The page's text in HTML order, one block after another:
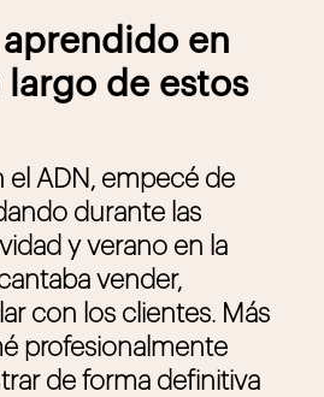
aprendido en
largo de estos
el ADN, empecé de
durante las
y verano en la
vender,
con los clientes. Más
profesionalmente
de forma definitiva